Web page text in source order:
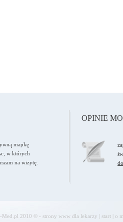
mapkę
w których
na wizytę.
OPINIE
Med.pl 2010 © - strony www dla lekarzy start o